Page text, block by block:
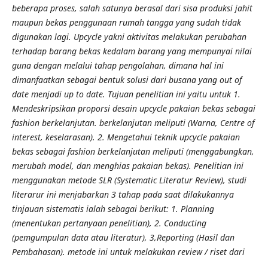
beberapa proses, salah satunya berasal dari sisa produksi jahit
maupun bekas penggunaan rumah tangga yang sudah tidak
digunakan lagi. Upcycle yakni aktivitas melakukan perubahan
terhadap barang bekas kedalam barang yang mempunyai nilai
guna dengan melalui tahap pengolahan, dimana hal ini
dimanfaatkan sebagai bentuk solusi dari busana yang out of
date menjadi up to date. Tujuan penelitian ini yaitu untuk 1.
Mendeskripsikan proporsi desain upcycle pakaian bekas sebagai
fashion berkelanjutan. berkelanjutan meliputi (Warna, Centre of
interest, keselarasan). 2. Mengetahui teknik upcycle pakaian
bekas sebagai fashion berkelanjutan meliputi (menggabungkan,
merubah model, dan menghias pakaian bekas). Penelitian ini
menggunakan metode SLR (Systematic Literatur Review), studi
literarur ini menjabarkan 3 tahap pada saat dilakukannya
tinjauan sistematis ialah sebagai berikut: 1. Planning
(menentukan pertanyaan penelitian), 2. Conducting
(pemgumpulan data atau literatur), 3,Reporting (Hasil dan
Pembahasan). metode ini untuk melakukan review / riset dari